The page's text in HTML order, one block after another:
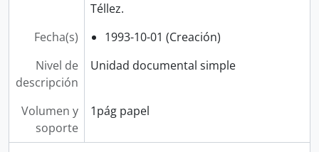
Téllez.
Fecha(s)
1993-10-01 (Creación)
Nivel de
descripción
Unidad documental simple
Volumen y
soporte
1pág papel